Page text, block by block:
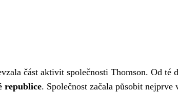
část aktivit společnosti Thomson. Od té
republice. Společnost začala působit nejprve